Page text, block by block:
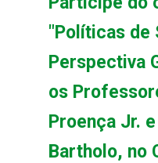
"Políticas de
Perspectiva
os
Proença Jr.
Bartholo, no